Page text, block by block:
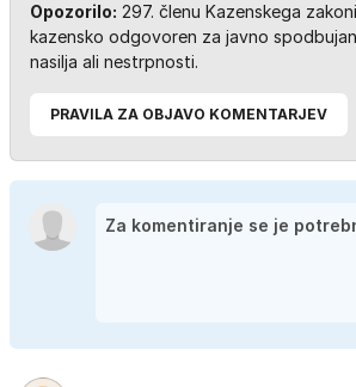
Opozorilo: 297. členu Kazenskega
kazensko odgovoren za javno
nasilja ali nestrpnosti.
PRAVILA ZA OBJAVO KOMENTARJEV